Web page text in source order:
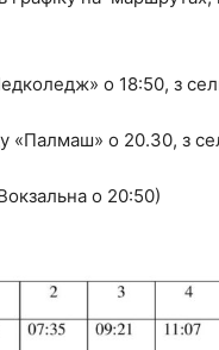
о 18:50, з
«Палмаш» о 20.30, з
о 20:50)